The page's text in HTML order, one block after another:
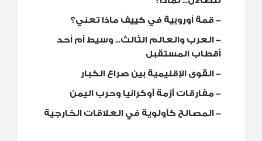
-قمة أوروبية في كييف ماذا تعني؟
-العرب والعالم الثالث... وسيط أم أحد
أقطاب المستقبل
-القوى الإقليمية بين صراع الكبار
-مفارقات أزمة أوكرانيا وحرب اليمن
-المصالح كأولوية في العلاقات الخارجية